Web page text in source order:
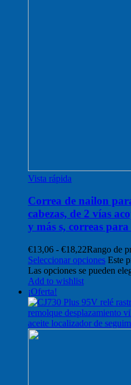
Vista rápida
Correa de nailon
cabezas, de 2 vías
y más s, correas para
€13,06 - €18,22Rango de
Seleccionar opciones Este
Las opciones se pueden
Add to wishlist
¡Oferta!